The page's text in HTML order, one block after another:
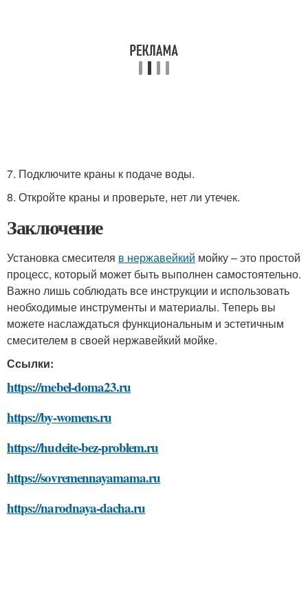
7. Подключите краны к подаче воды.
8. Откройте краны и проверьте, нет ли утечек.
Заключение
Установка смесителя в нержавейкий мойку – это простой
процесс, который может быть выполнен самостоятельно.
Важно лишь соблюдать все инструкции и использовать
необходимые инструменты и материалы. Теперь вы
можете наслаждаться функциональным и эстетичным
смесителем в своей нержавейкий мойке.
Ссылки:
https://mebel-doma23.ru
https://by-womens.ru
https://hudeite-bez-problem.ru
https://sovremennayamama.ru
https://narodnaya-dacha.ru